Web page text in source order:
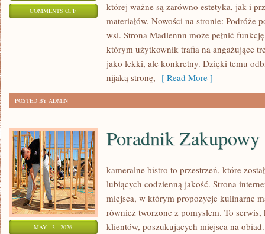
COMMENTS OFFON
której ważne są zarówno estetyka, jak i
materiałów. Nowości na stronie: Podróże
wsi. Strona Madlennn może pełnić
którym użytkownik trafia na angażujące
jako lekki, ale konkretny. Dzięki temu
nijaką stronę, [ Read More ]
POSTED BY ADMIN
MAY - 3 - 2026
Poradnik Zakupowy
kameralne bistro to przestrzeń, które
lubiących codzienną jakość. Strona
miejsca, w którym propozycje kulinarne
również tworzone z pomysłem. To
klientów, poszukujących miejsca na